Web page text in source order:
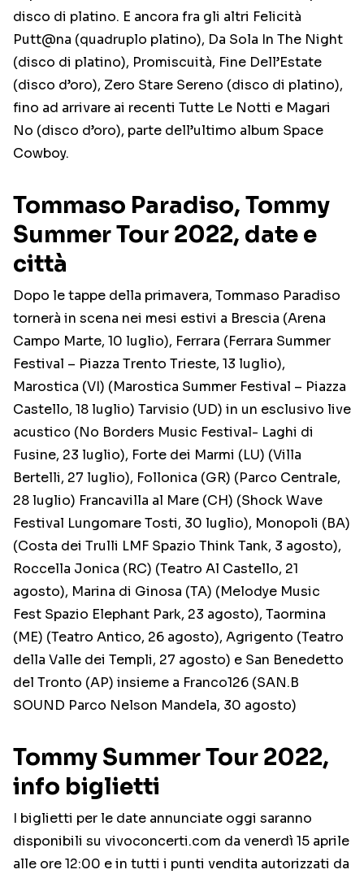
disco di platino. E ancora fra gli altri Felicità
Putt@na (quadruplo platino), Da Sola In The Night
(disco di platino), Promiscuità, Fine Dell’Estate
(disco d’oro), Zero Stare Sereno (disco di platino),
fino ad arrivare ai recenti Tutte Le Notti e Magari
No (disco d’oro), parte dell’ultimo album Space
Cowboy.
Tommaso Paradiso, Tommy
Summer Tour 2022, date e
città
Dopo le tappe della primavera, Tommaso Paradiso
tornerà in scena nei mesi estivi a Brescia (Arena
Campo Marte, 10 luglio), Ferrara (Ferrara Summer
Festival – Piazza Trento Trieste, 13 luglio),
Marostica (VI) (Marostica Summer Festival – Piazza
Castello, 18 luglio) Tarvisio (UD) in un esclusivo live
acustico (No Borders Music Festival- Laghi di
Fusine, 23 luglio), Forte dei Marmi (LU) (Villa
Bertelli, 27 luglio), Follonica (GR) (Parco Centrale,
28 luglio) Francavilla al Mare (CH) (Shock Wave
Festival Lungomare Tosti, 30 luglio), Monopoli (BA)
(Costa dei Trulli LMF Spazio Think Tank, 3 agosto),
Roccella Jonica (RC) (Teatro Al Castello, 21
agosto), Marina di Ginosa (TA) (Melodye Music
Fest Spazio Elephant Park, 23 agosto), Taormina
(ME) (Teatro Antico, 26 agosto), Agrigento (Teatro
della Valle dei Templi, 27 agosto) e San Benedetto
del Tronto (AP) insieme a Franco126 (SAN.B
SOUND Parco Nelson Mandela, 30 agosto)
Tommy Summer Tour 2022,
info biglietti
I biglietti per le date annunciate oggi saranno
disponibili su vivoconcerti.com da venerdì 15 aprile
alle ore 12:00 e in tutti i punti vendita autorizzati da